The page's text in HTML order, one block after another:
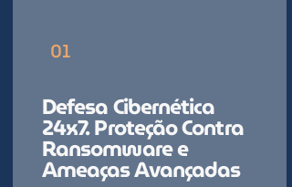
01
Defesa Cibernética
24x7. Proteção Contra
Ransomware e
Ameaças Avançadas